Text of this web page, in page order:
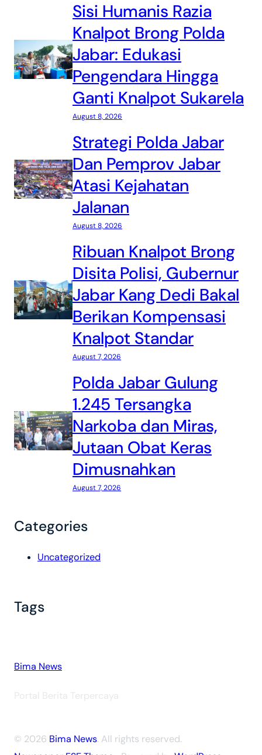
Sisi Humanis Razia
Knalpot Brong Polda
Jabar: Edukasi
Pengendara Hingga
Ganti Knalpot Sukarela
August 8, 2026
Strategi Polda Jabar
Dan Pemprov Jabar
Atasi Kejahatan
Jalanan
August 8, 2026
Ribuan Knalpot Brong
Disita Polisi, Gubernur
Jabar Kang Dedi Bakal
Berikan Kompensasi
Knalpot Standar
August 7, 2026
Polda Jabar Gulung
1.245 Tersangka
Narkoba dan Miras,
Jutaan Obat Keras
Dimusnahkan
August 7, 2026
Categories
Uncategorized
Tags
Bima News
Portal Berita Terpercaya
© 2026 Bima News. All rights reserved.